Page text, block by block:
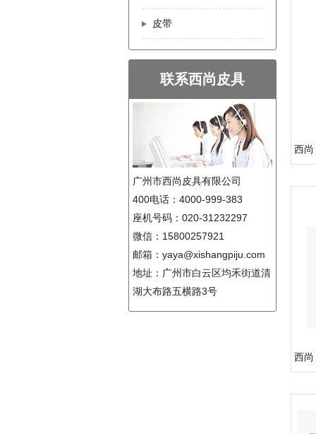
皮带
联系西尚皮具
广州市西尚皮具有限公司
400电话：4000-999-383
座机号码：020-31232297
微信：15800257921
邮箱：yaya@xishangpiju.com
地址：广州市白云区均禾街道清
湖大布路五横路3号
西
西